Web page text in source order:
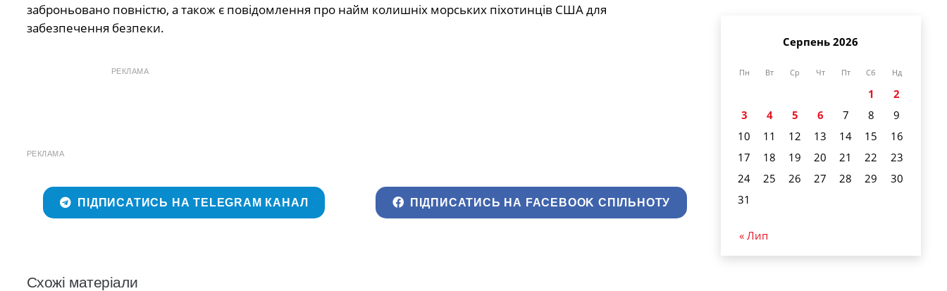
заброньовано повністю, а також є повідомлення про найм колишніх морських піхотинців США для
забезпечення безпеки.
РЕКЛАМА
РЕКЛАМА
ПІДПИСАТИСЬ НА TELEGRAM КАНАЛ ПІДПИСАТИСЬ НА FACEBOOK СПІЛЬНОТУ
Схожі матеріали
Серпень 2026
Пн Вт Ср Чт Пт Сб Нд
1
2
3
4 5 6 7 8
9
10
11 12 13 14 15
16
17
18 19 20 21 22
23
24
25 26 27 28 29
30
31
« Лип